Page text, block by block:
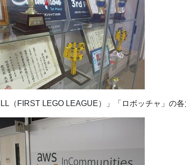
（FIRST LEGO LEAGUE）」「ロボッチャ」の